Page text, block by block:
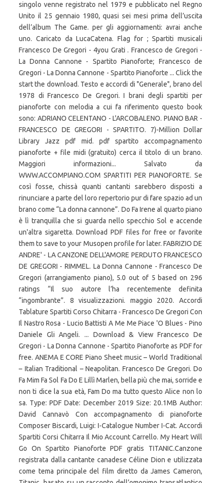
singolo venne registrato nel 1979 e pubblicato nel Regno
Unito il 25 gennaio 1980, quasi sei mesi prima dell’uscita
dell’album The Game. per gli aggiornamenti: avrai anche
uno. Caricato da LucaCatena. Flag for ; Spartiti musicali
Francesco De Gregori - 4you Grati . Francesco de Gregori -
La Donna Cannone - Spartito Pianoforte; Francesco de
Gregori - La Donna Cannone - Spartito Pianoforte ... Click the
start the download. Testo e accordi di "Generale", brano del
1978 di Francesco De Gregori. I brani degli spartiti per
pianoforte con melodia a cui fa riferimento questo book
sono: ADRIANO CELENTANO - L'ARCOBALENO. PIANO BAR -
FRANCESCO DE GREGORI - SPARTITO. 7)-Million Dollar
Library Jazz pdf mid. pdf spartito accompagnamento
pianoforte + file midi (gratuito) cerca il titolo di un brano.
Maggiori informazioni... Salvato da
WWW.ACCOMPIANO.COM SPARTITI PER PIANOFORTE. Se
così fosse, chissà quanti cantanti sarebbero disposti a
rinunciare a parte del loro repertorio pur di fare spazio ad un
brano come “La donna cannone”. Do Fa Irene al quarto piano
è lì tranquilla che si guarda nello specchio Sol e accende
un'altra sigaretta. Download PDF files for free or favorite
them to save to your Musopen profile for later. FABRIZIO DE
ANDRE' - LA CANZONE DELL'AMORE PERDUTO FRANCESCO
DE GREGORI - RIMMEL. La Donna Cannone - Francesco De
Gregori (arrangiamento piano), 5.0 out of 5 based on 296
ratings “Il suo autore l’ha recentemente definita
“ingombrante”. 8 visualizzazioni. maggio 2020. Accordi
Tablature Spartiti Corso Chitarra - Francesco De Gregori Con
Il Nastro Rosa - Lucio Battisti A Me Me Piace 'O Blues - Pino
Daniele Gli Angeli. ... Download & View Francesco De
Gregori - La Donna Cannone - Spartito Pianoforte as PDF for
free. ANEMA E CORE Piano Sheet music – World Traditional
– Italian Traditional – Neapolitan. Francesco De Gregori. Do
Fa Mim Fa Sol Fa Do E Lillì Marlen, bella più che mai, sorride e
non ti dice la sua età, Fam Do ma tutto questo Alice non lo
sa. Type: PDF Date: December 2019 Size: 20.1MB Author:
David Cannavò Con accompagnamento di pianoforte
Composer Biscardi, Luigi: I-Catalogue Number I-Cat. Accordi
Spartiti Corsi Chitarra Il Mio Account Carrello. My Heart Will
Go On Spartito Pianoforte PDF gratis TITANIC.Canzone
registrata dalla cantante canadese Céline Dion e utilizzata
come tema principale del film diretto da James Cameron,